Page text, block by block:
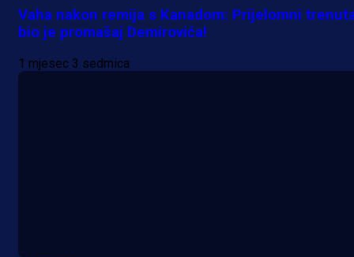
Da li je selektor zadovoljan: Evo
je Barbarez rekao o transferu
Alajbegovića u Juventus!
Vaha nakon remija s Kanadom: Prijelomni
bio je promašaj Demirovića!
1 mjesec 3 sedmica